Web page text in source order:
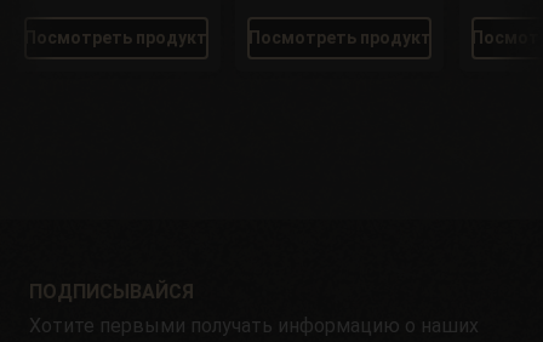
Посмотреть продукт Посмотреть продукт
ПОДПИСЫВАЙСЯ
Хотите первыми получать информацию о наших